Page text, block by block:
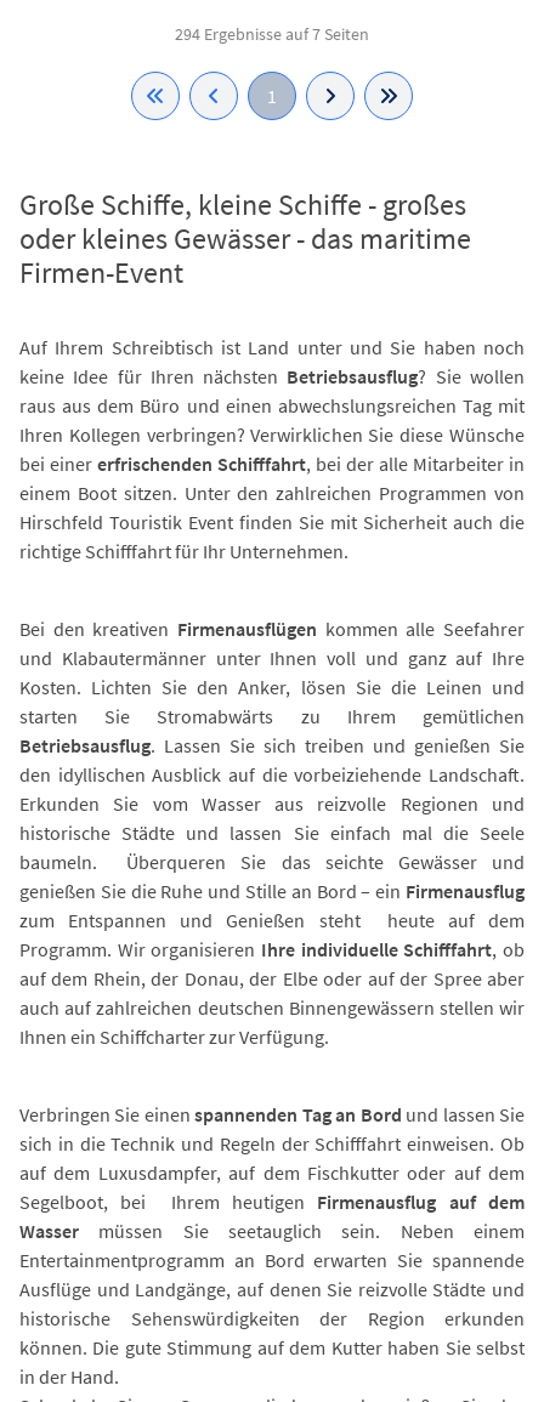
294 Ergebnisse auf 7 Seiten
1
Große Schiffe, kleine Schiffe - großes
oder kleines Gewässer - das maritime
Firmen-Event
Auf Ihrem Schreibtisch ist Land unter und Sie haben noch
keine Idee für Ihren nächsten Betriebsausflug? Sie wollen
raus aus dem Büro und einen abwechslungsreichen Tag mit
Ihren Kollegen verbringen? Verwirklichen Sie diese Wünsche
bei einer erfrischenden Schifffahrt, bei der alle Mitarbeiter in
einem Boot sitzen. Unter den zahlreichen Programmen von
Hirschfeld Touristik Event finden Sie mit Sicherheit auch die
richtige Schifffahrt für Ihr Unternehmen.
Bei den kreativen Firmenausflügen kommen alle Seefahrer
und Klabautermänner unter Ihnen voll und ganz auf Ihre
Kosten. Lichten Sie den Anker, lösen Sie die Leinen und
starten Sie Stromabwärts zu Ihrem gemütlichen
Betriebsausflug. Lassen Sie sich treiben und genießen Sie
den idyllischen Ausblick auf die vorbeiziehende Landschaft.
Erkunden Sie vom Wasser aus reizvolle Regionen und
historische Städte und lassen Sie einfach mal die Seele
baumeln. Überqueren Sie das seichte Gewässer und
genießen Sie die Ruhe und Stille an Bord – ein Firmenausflug
zum Entspannen und Genießen steht heute auf dem
Programm. Wir organisieren Ihre individuelle Schifffahrt, ob
auf dem Rhein, der Donau, der Elbe oder auf der Spree aber
auch auf zahlreichen deutschen Binnengewässern stellen wir
Ihnen ein Schiffcharter zur Verfügung.
Verbringen Sie einenspannenden Tag an Bord und lassen Sie
sich in die Technik und Regeln der Schifffahrt einweisen. Ob
auf dem Luxusdampfer, auf dem Fischkutter oder auf dem
Segelboot, bei Ihrem heutigen Firmenausflug auf dem
Wasser müssen Sie seetauglich sein. Neben einem
Entertainmentprogramm an Bord erwarten Sie spannende
Ausflüge und Landgänge, auf denen Sie reizvolle Städte und
historische Sehenswürdigkeiten der Region erkunden
können. Die gute Stimmung auf dem Kutter haben Sie selbst
in der Hand.